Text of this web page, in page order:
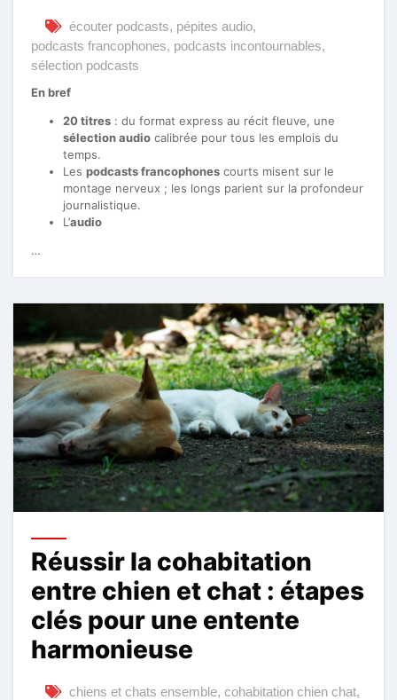
écouter podcasts, pépites audio,
podcasts francophones, podcasts incontournables,
sélection podcasts
En bref
20 titres : du format express au récit fleuve, une
sélection audio calibrée pour tous les emplois du
temps.
Les podcasts francophones courts misent sur le
montage nerveux ; les longs parient sur la profondeur
journalistique.
L’audio
…
Réussir la cohabitation
entre chien et chat : étapes
clés pour une entente
harmonieuse
chiens et chats ensemble, cohabitation chien chat,